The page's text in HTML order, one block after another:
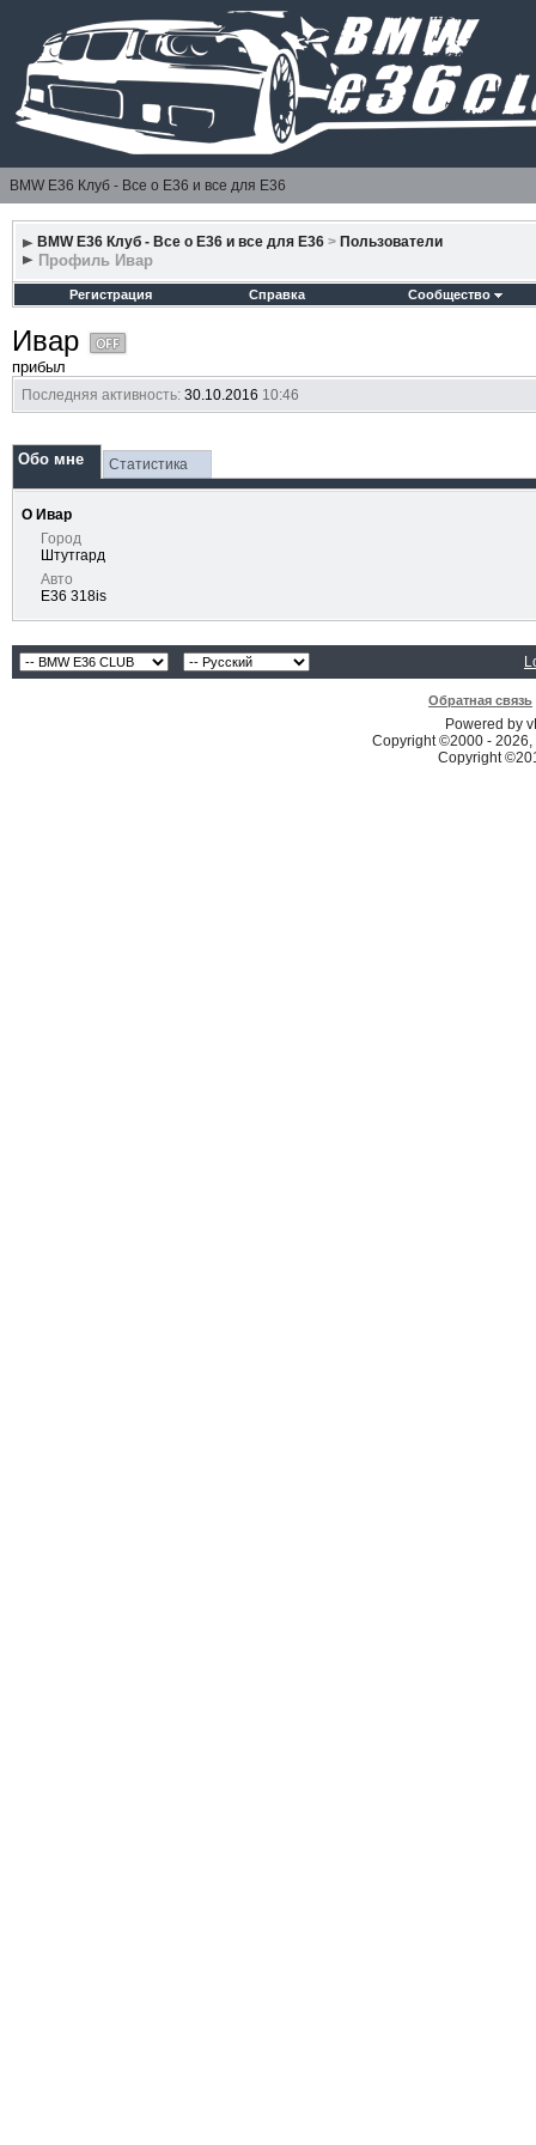
BMW E36 Клуб - Все о Е36 и все для Е36
BMW E36 Клуб - Все о Е36 и все для Е36 > Пользователи
Профиль Ивар
Регистрация Справка Сообщество
Ивар
прибыл
Последняя активность:30.10.2016 10:46
Обо мне Статистика
О Ивар
Город
Штутгард
Авто
Е36 318is
Обратная связь
Powered by
Copyright ©2000 -
Copyright